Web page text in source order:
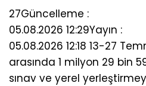
27Güncelleme :
05.08.2026 12:29Yayın :
05.08.2026 12:18 13-27
arasında 1 milyon 29 bin
sınav ve yerel